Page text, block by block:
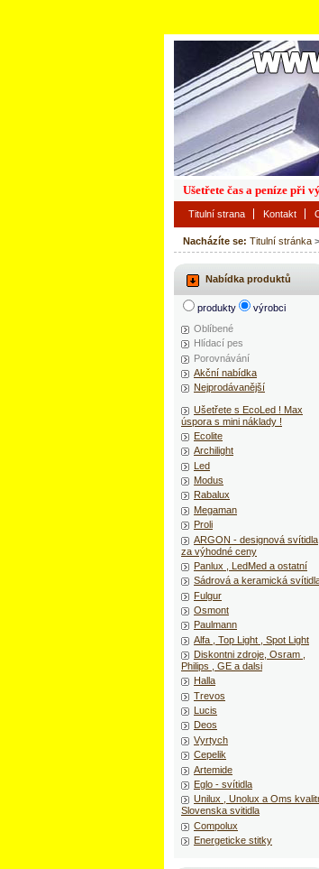
Nacházíte se: Titulní stránka >
Nabídka produktů
produkty
výrobci
Oblíbené
Hlídací pes
Porovnávání
Akční nabídka
Nejprodávanější
Ušetřete s EcoLed ! Max
úspora s mini náklady !
Ecolite
Archilight
Led
Modus
Rabalux
Megaman
Proli
ARGON - designová svítidla
za výhodné ceny
Panlux , LedMed a ostatní
Sádrová a keramická
Fulgur
Osmont
Paulmann
Alfa , Top Light , Spot Light
Diskontni zdroje, Osram ,
Philips , GE a dalsi
Halla
Trevos
Lucis
Deos
Vyrtych
Cepelik
Artemide
Eglo - svítidla
Unilux , Unolux a Oms
Slovenska svitidla
Compolux
Energeticke stitky
Titulní strana Kontakt
Ušetřete čas a peníze při